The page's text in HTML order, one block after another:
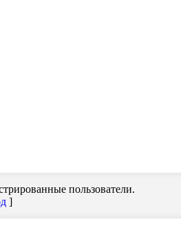
пользователи.
]